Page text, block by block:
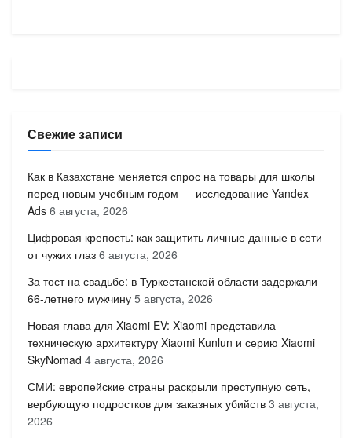
Свежие записи
Как в Казахстане меняется спрос на товары для школы
перед новым учебным годом — исследование Yandex
Ads 6 августа, 2026
Цифровая крепость: как защитить личные данные в сети
от чужих глаз 6 августа, 2026
За тост на свадьбе: в Туркестанской области задержали
66-летнего мужчину 5 августа, 2026
Новая глава для Xiaomi EV: Xiaomi представила
техническую архитектуру Xiaomi Kunlun и серию Xiaomi
SkyNomad 4 августа, 2026
СМИ: европейские страны раскрыли преступную сеть,
вербующую подростков для заказных убийств 3 августа,
2026